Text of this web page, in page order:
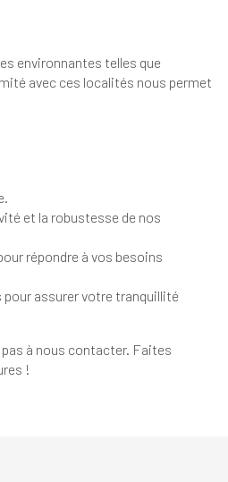
environnantes telles que
avec ces localités nous permet
et la robustesse de nos
répondre à vos besoins
assurer votre tranquillité
à nous contacter. Faites
!